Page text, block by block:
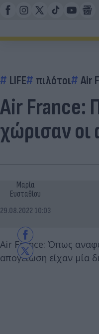
LIFE πιλότοι Air
Air France:
χώρισαν οι
Μαρία
Ευσταθίου
29.08.2022 10:03
Air France: Όπως
απογείωση είχαν μία